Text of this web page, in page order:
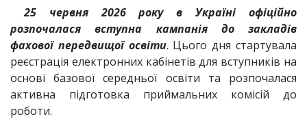
25 червня 2026 року в Україні офіційно
розпочалася вступна кампанія до закладів
фахової передвищої освіти. Цього дня стартувала
реєстрація електронних кабінетів для вступників на
основі базової середньої освіти та розпочалася
активна підготовка приймальних комісій до
роботи.